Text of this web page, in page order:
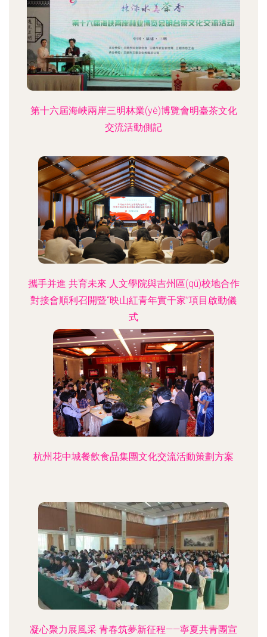
第十六屆海峽兩岸三明林業(yè)博覽會明臺茶文化
交流活動側記
攜手并進 共育未來 人文學院與吉州區(qū)校地合作
對接會順利召開暨“映山紅青年實干家”項目啟動儀
式
杭州花中城餐飲食品集團文化交流活動策劃方案
凝心聚力展風采 青春筑夢新征程——寧夏共青團宣